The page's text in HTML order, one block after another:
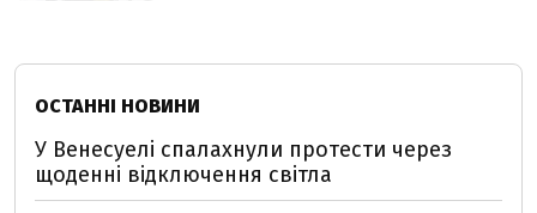
ОСТАННІ НОВИНИ
У Венесуелі спалахнули протести через
щоденні відключення світла